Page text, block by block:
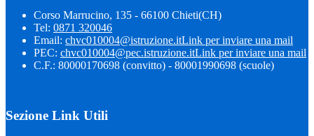
Corso Marrucino, 135 - 66100 Chieti(CH)
Tel: 0871 320046
Email: chvc010004@istruzione.itLink per inviare una mail
PEC: chvc010004@pec.istruzione.itLink per inviare una mail
C.F.: 80000170698 (convitto) - 80001990698 (scuole)
Sezione Link Utili